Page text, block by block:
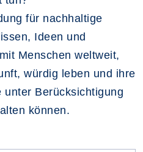
für nachhaltige
Ideen und
Menschen weltweit,
würdig leben und ihre
unter Berücksichtigung
können.